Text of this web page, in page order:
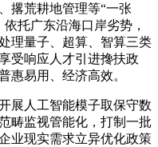
撂荒耕地管理等“一张
托广东沿海口岸劣势，
理量子、超算、智算三类
受响应人才引进搀扶政
惠易用、经济高效。
人工智能模子取保守数
畴监视管能化，打制一批
业现实需求立异优化政策